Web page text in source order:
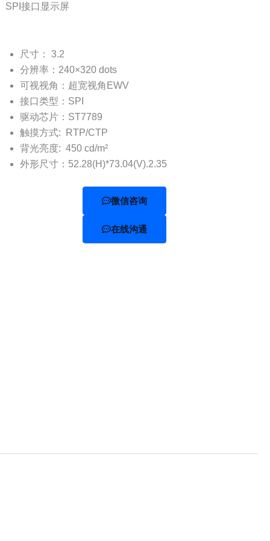
接口显示屏
尺寸： 3.2
分辨率：240×320 dots
可视视角：超宽视角EWV
接口类型：SPI
驱动芯片：ST7789
触摸方式: RTP/CTP
背光亮度: 450 cd/m²
外形尺寸：52.28(H)*73.04(V).2.35
微信咨询
在线沟通